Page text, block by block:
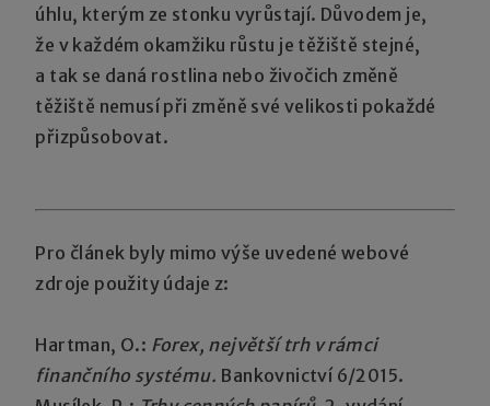
úhlu, kterým ze stonku vyrůstají. Důvodem je,
že v každém okamžiku růstu je těžiště stejné,
a tak se daná rostlina nebo živočich změně
těžiště nemusí při změně své velikosti pokaždé
přizpůsobovat.
Pro článek byly mimo výše uvedené webové
zdroje použity údaje z:
Hartman, O.: Forex, největší trh v rámci
finančního systému. Bankovnictví 6/2015.